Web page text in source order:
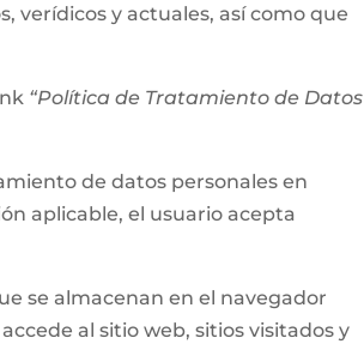
verídicos y actuales, así como que
“Política de Tratamiento de Datos
de datos personales en
aplicable, el usuario acepta
se almacenan en el navegador
al sitio web, sitios visitados y